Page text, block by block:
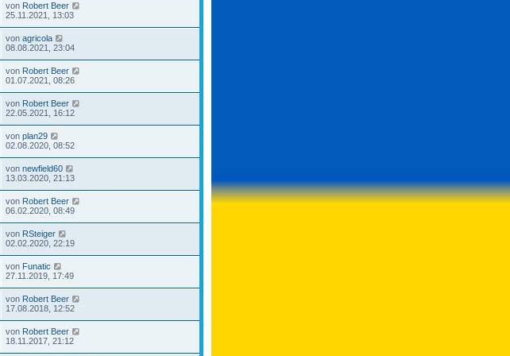
von Robert Beer
25.11.2021, 13:03
von agricola
08.08.2021, 23:04
von Robert Beer
01.07.2021, 08:26
von Robert Beer
22.05.2021, 16:12
von plan29
02.08.2020, 08:52
von newfield60
13.03.2020, 21:13
von Robert Beer
06.02.2020, 08:49
von RSteiger
02.02.2020, 22:19
von Funatic
27.11.2019, 17:49
von Robert Beer
17.08.2018, 12:52
von Robert Beer
18.11.2017, 21:12